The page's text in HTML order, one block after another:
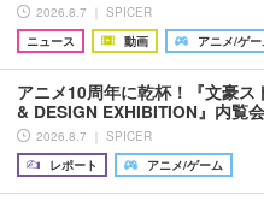
2026.8.7 ｜ SPICER
ニュース
動画 アニメ/ゲー
アニメ10周年に乾杯！『文豪ス
& DESIGN EXHIBITION』内覧
2026.8.7 ｜ SPICER
レポート
アニメ/ゲーム